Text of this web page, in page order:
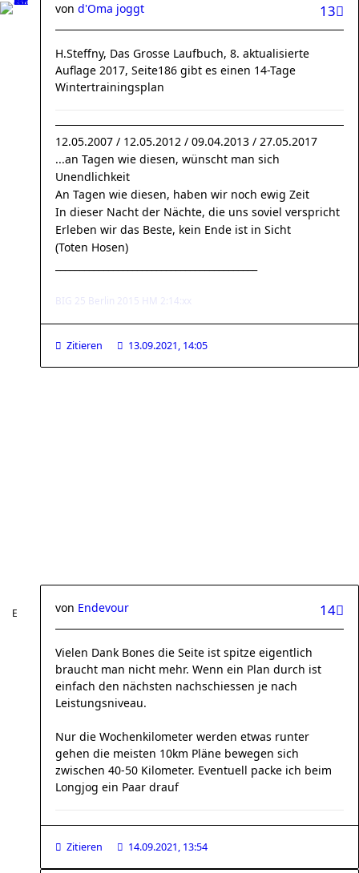
13
von d'Oma joggt
H.Steffny, Das Grosse Laufbuch, 8. aktualisierte
Auflage 2017, Seite186 gibt es einen 14-Tage
Wintertrainingsplan
12.05.2007 / 12.05.2012 / 09.04.2013 / 27.05.2017
...an Tagen wie diesen, wünscht man sich
Unendlichkeit
An Tagen wie diesen, haben wir noch ewig Zeit
In dieser Nacht der Nächte, die uns soviel verspricht
Erleben wir das Beste, kein Ende ist in Sicht
(Toten Hosen)
BIG 25 Berlin 2015 HM 2:14:xx
Zitieren 13.09.2021, 14:05
14
von Endevour
Vielen Dank Bones die Seite ist spitze eigentlich
braucht man nicht mehr. Wenn ein Plan durch ist
einfach den nächsten nachschiessen je nach
Leistungsniveau.
Nur die Wochenkilometer werden etwas runter
gehen die meisten 10km Pläne bewegen sich
zwischen 40-50 Kilometer. Eventuell packe ich beim
Longjog ein Paar drauf
Zitieren 14.09.2021, 13:54